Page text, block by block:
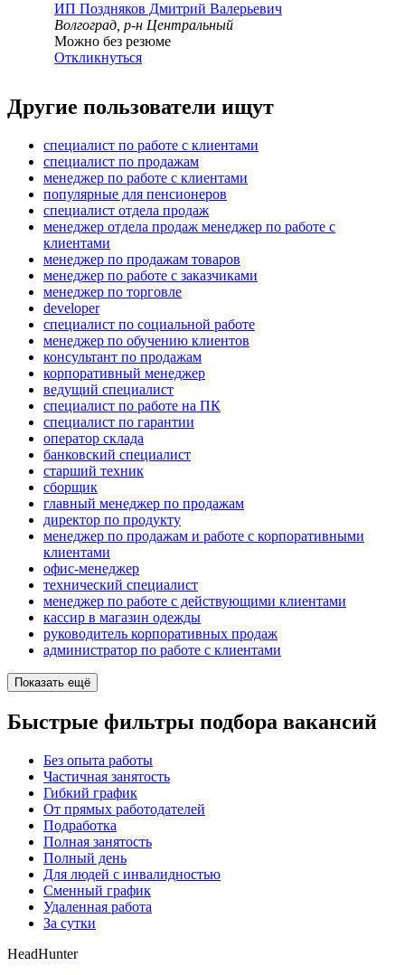
ИП Поздняков Дмитрий Валерьевич
Волгоград, р-н Центральный
Можно без резюме
Откликнуться
Другие пользователи ищут
специалист по работе с клиентами
специалист по продажам
менеджер по работе с клиентами
популярные для пенсионеров
специалист отдела продаж
менеджер отдела продаж менеджер по работе с
клиентами
менеджер по продажам товаров
менеджер по работе с заказчиками
менеджер по торговле
developer
специалист по социальной работе
менеджер по обучению клиентов
консультант по продажам
корпоративный менеджер
ведущий специалист
специалист по работе на ПК
специалист по гарантии
оператор склада
банковский специалист
старший техник
сборщик
главный менеджер по продажам
директор по продукту
менеджер по продажам и работе с корпоративными
клиентами
офис-менеджер
технический специалист
менеджер по работе с действующими клиентами
кассир в магазин одежды
руководитель корпоративных продаж
администратор по работе с клиентами
Показать ещё
Быстрые фильтры подбора вакансий
Без опыта работы
Частичная занятость
Гибкий график
От прямых работодателей
Подработка
Полная занятость
Полный день
Для людей с инвалидностью
Сменный график
Удаленная работа
За сутки
HeadHunter